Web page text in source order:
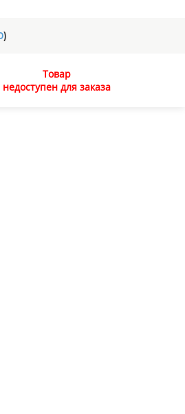
)
Товар
недоступен для заказа